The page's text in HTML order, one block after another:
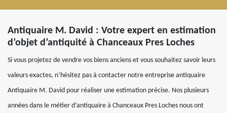
Antiquaire M. David : Votre expert en estimation
d’objet d’antiquité à Chanceaux Pres Loches
Si vous projetez de vendre vos biens anciens et vous souhaitez savoir leurs
valeurs exactes, n’hésitez pas à contacter notre entreprise antiquaire
Antiquaire M. David pour réaliser une estimation précise. Nos plusieurs
années dans le métier d’antiquaire à Chanceaux Pres Loches nous ont